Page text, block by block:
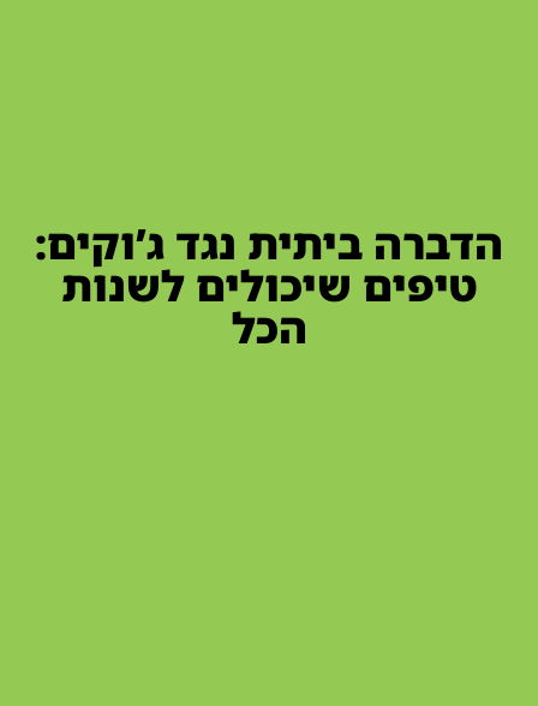
הדברה ביתית נגד ג’וקים:
טיפים שיכולים לשנות
הכל